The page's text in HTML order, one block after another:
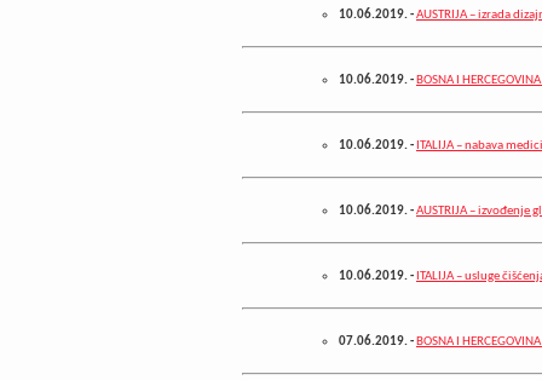
10.06.2019.-AUSTRIJA – izrada
10.06.2019.- BOSNA I
10.06.2019.- ITALIJA – nabava
10.06.2019.-AUSTRIJA – izvođenje
10.06.2019.- ITALIJA – usluge
07.06.2019.- BOSNA I